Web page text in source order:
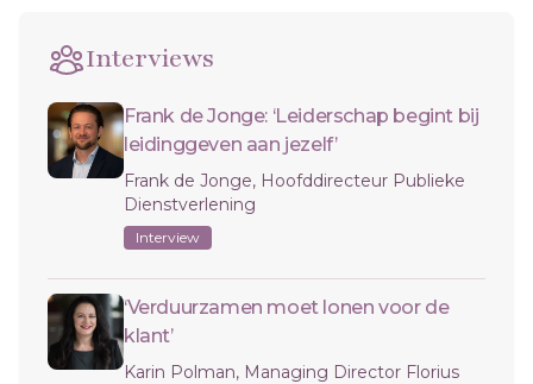
Interviews
Frank de Jonge: ‘Leiderschap begint bij
leidinggeven aan jezelf’
Frank de Jonge, Hoofddirecteur Publieke
Dienstverlening
Interview
‘Verduurzamen moet lonen voor de
klant’
Karin Polman, Managing Director Florius